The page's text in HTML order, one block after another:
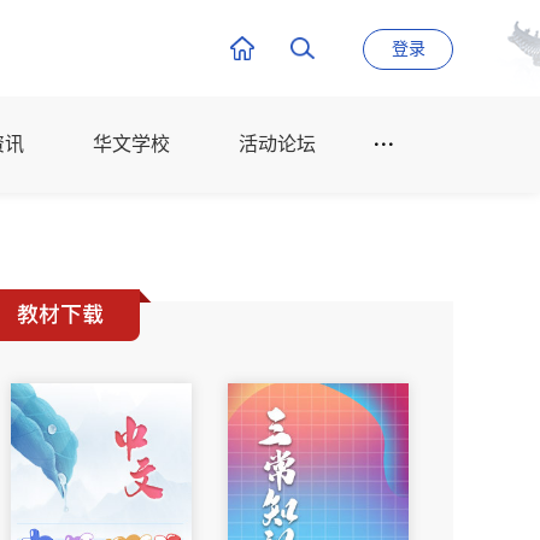
登录
讯 华文学校 活动论坛